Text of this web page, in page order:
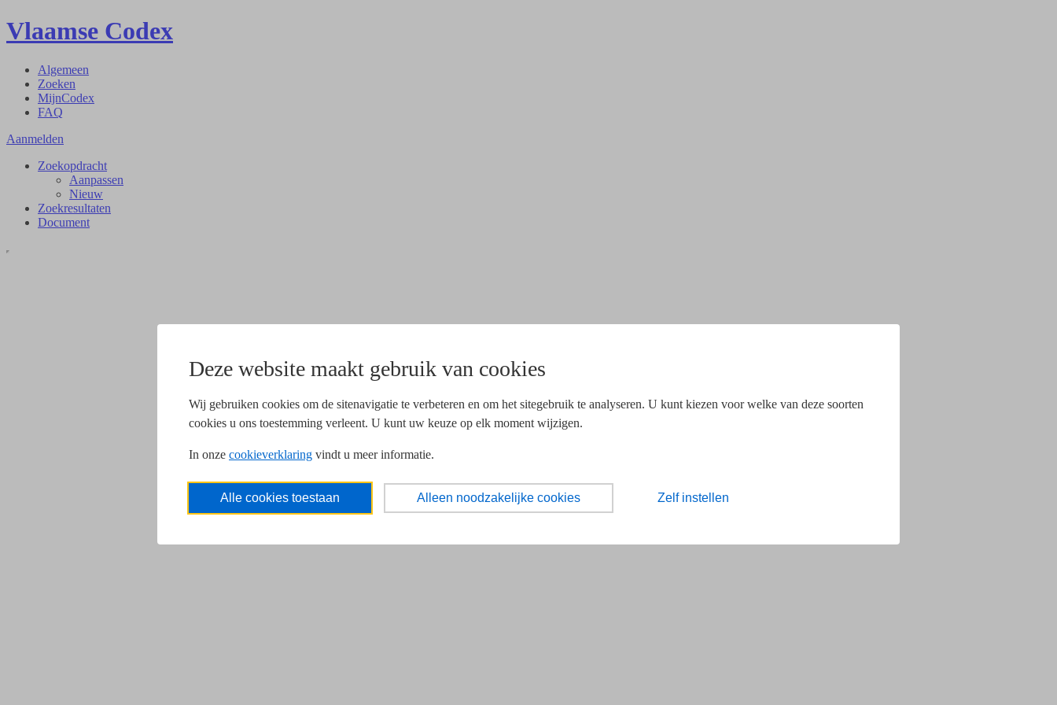
Deze website maakt gebruik van cookies
Wij gebruiken cookies om de sitenavigatie te verbeteren en om het sitegebruik te analyseren. U kunt kiezen voor welke van deze soorten
cookies u ons toestemming verleent. U kunt uw keuze op elk moment wijzigen.
In onze cookieverklaring vindt u meer informatie.
Alle cookies toestaan Alleen noodzakelijke cookies Zelf instellen
Vlaamse Codex
Algemeen
Zoeken
MijnCodex
FAQ
Aanmelden
Zoekopdracht
Aanpassen
Nieuw
Zoekresultaten
Document